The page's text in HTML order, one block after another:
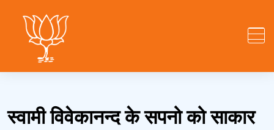
content
स्वामी विवेकानन्द के सपनो को साकार